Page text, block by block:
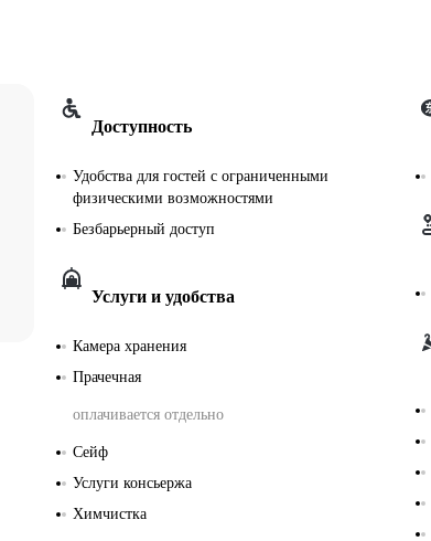
Доступность
Удобства для гостей с ограниченными
физическими возможностями
Безбарьерный доступ
Услуги и удобства
Камера хранения
Прачечная
оплачивается отдельно
Сейф
Услуги консьержа
Химчистка